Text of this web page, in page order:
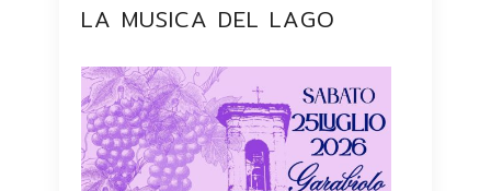
LA MUSICA DEL LAGO